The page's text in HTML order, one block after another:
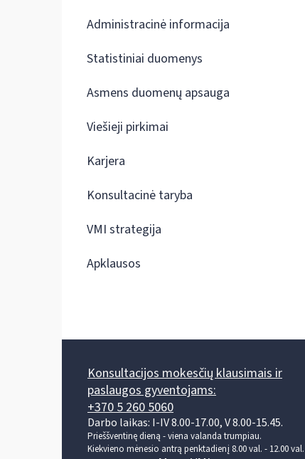
Administracinė informacija
Statistiniai duomenys
Asmens duomenų apsauga
Viešieji pirkimai
Karjera
Konsultacinė taryba
VMI strategija
Apklausos
Konsultacijos mokesčių klausimais ir
paslaugos gyventojams:
+370 5 260 5060
Darbo laikas: I-IV 8.00-17.00, V 8.00-15.45.
Prieššventinę dieną - viena valanda trumpiau.
Kiekvieno mėnesio antrą penktadienį 8.00 val. - 12.00 val.